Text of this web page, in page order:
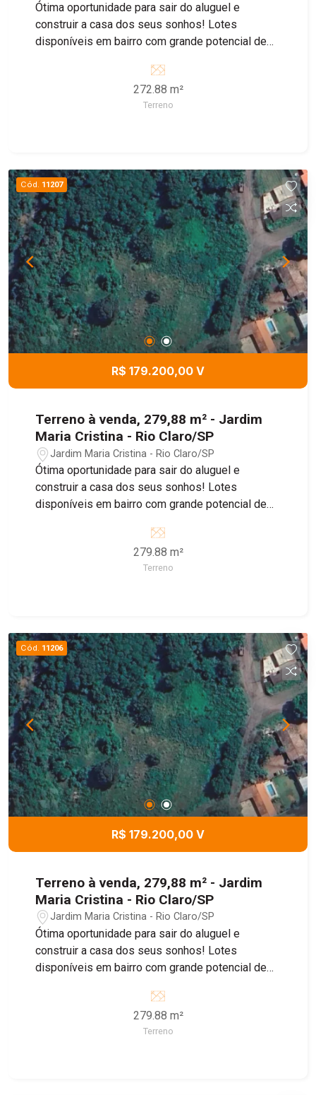
Ótima oportunidade para sair do aluguel e
construir a casa dos seus sonhos! Lotes
disponíveis em bairro com grande potencial de
272.88 m²
Terreno
Cód. 11207
R$ 179.200,00 V
Terreno à venda, 279,88 m² - Jardim
Maria Cristina - Rio Claro/SP
Jardim Maria Cristina - Rio Claro/SP
Ótima oportunidade para sair do aluguel e
construir a casa dos seus sonhos! Lotes
disponíveis em bairro com grande potencial de
279.88 m²
Terreno
Cód. 11206
R$ 179.200,00 V
Terreno à venda, 279,88 m² - Jardim
Maria Cristina - Rio Claro/SP
Jardim Maria Cristina - Rio Claro/SP
Ótima oportunidade para sair do aluguel e
construir a casa dos seus sonhos! Lotes
disponíveis em bairro com grande potencial de
279.88 m²
Terreno